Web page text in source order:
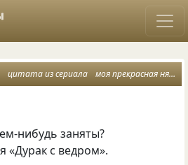
цитата из сериала моя прекрасная няня
нибудь заняты?
«Дурак с ведром».